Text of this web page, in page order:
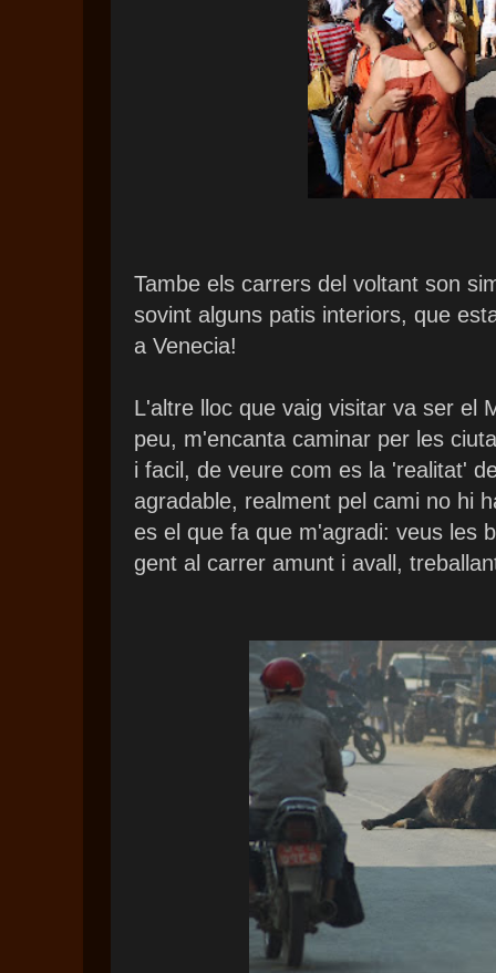
Tambe els carrers del voltant son
sovint alguns patis interiors, que
a Venecia!
L'altre lloc que vaig visitar va ser el
peu, m'encanta caminar per les
i facil, de veure com es la 'realitat'
agradable, realment pel cami no hi
es el que fa que m'agradi: veus les
gent al carrer amunt i avall,